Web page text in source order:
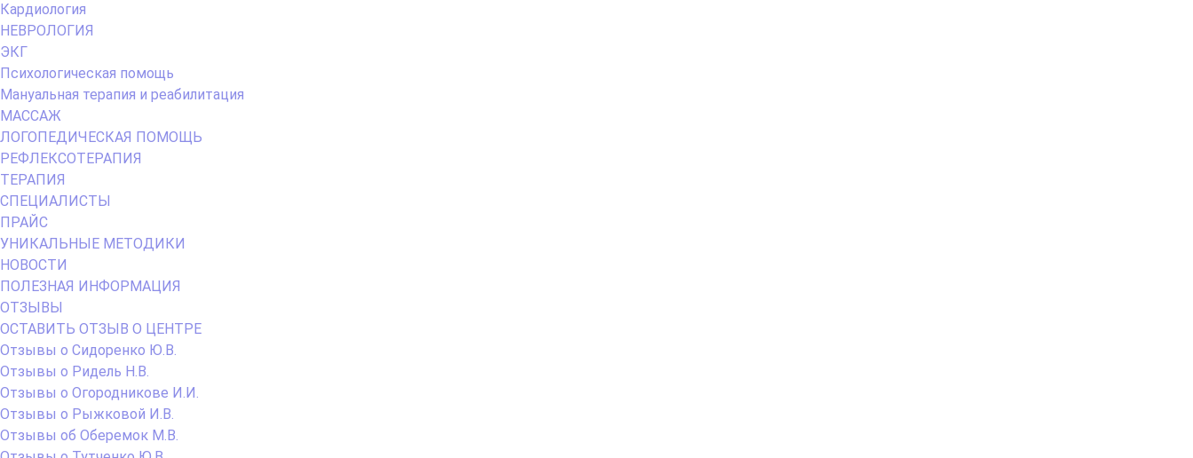
Кардиология
НЕВРОЛОГИЯ
ЭКГ
Психологическая помощь
Мануальная терапия и реабилитация
МАССАЖ
ЛОГОПЕДИЧЕСКАЯ ПОМОЩЬ
РЕФЛЕКСОТЕРАПИЯ
ТЕРАПИЯ
СПЕЦИАЛИСТЫ
ПРАЙС
УНИКАЛЬНЫЕ МЕТОДИКИ
НОВОСТИ
ПОЛЕЗНАЯ ИНФОРМАЦИЯ
ОТЗЫВЫ
ОСТАВИТЬ ОТЗЫВ О ЦЕНТРЕ
Отзывы о Сидоренко Ю.В.
Отзывы о Ридель Н.В.
Отзывы о Огородникове И.И.
Отзывы о Рыжковой И.В.
Отзывы об Оберемок М.В.